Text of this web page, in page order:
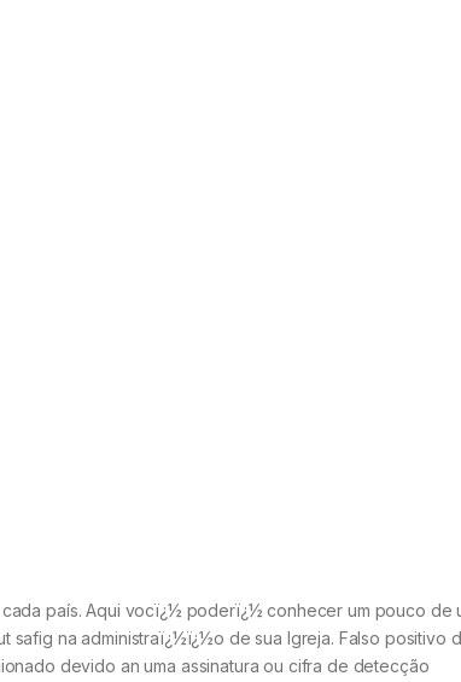
país. Aqui vocï¿½ poderï¿½ conhecer um pouco de
na administraï¿½ï¿½o de sua Igreja. Falso positivo
devido an uma assinatura ou cifra de detecção